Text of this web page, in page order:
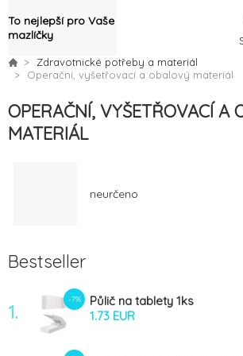
To nejlepší pro Vaše
mazlíčky
Zdravotnické potřeby a materiál
Operační, vyšetřovací a obalový materiál
OPERAČNÍ, VYŠETŘOVACÍ A
MATERIÁL
neurčeno
Bestseller
1.
-7%
Půlič na tablety 1ks
1.73 EUR